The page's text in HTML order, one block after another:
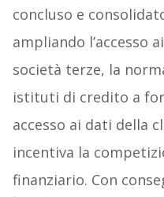
concluso e
ampliando l’accesso
società terze, la
istituti di credito a
accesso ai dati della
incentiva la
finanziario. Con